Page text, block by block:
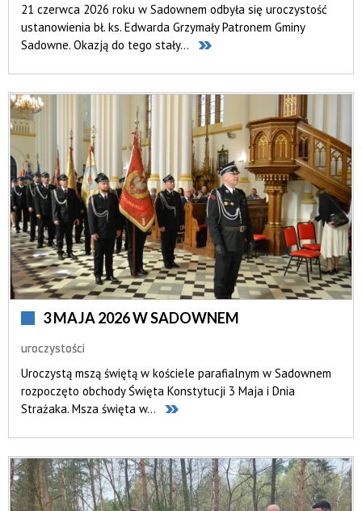
21 czerwca 2026 roku w Sadownem odbyła się uroczystość
ustanowienia bł. ks. Edwarda Grzymały Patronem Gminy
Sadowne. Okazją do tego stały...
3 MAJA 2026 W SADOWNEM
uroczystości
Uroczystą mszą świętą w kościele parafialnym w Sadownem
rozpoczęto obchody Święta Konstytucji 3 Maja i Dnia
Strażaka. Msza święta w...